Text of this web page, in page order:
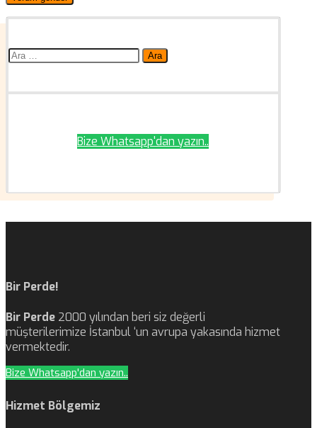
Arama:
Bize Whatsapp'dan yazın..
Bir Perde!
Bir Perde 2000 yılından beri siz değerli
müşterilerimize İstanbul ‘un avrupa yakasında hizmet
vermektedir.
Bize Whatsapp'dan yazın..
Hizmet Bölgemiz